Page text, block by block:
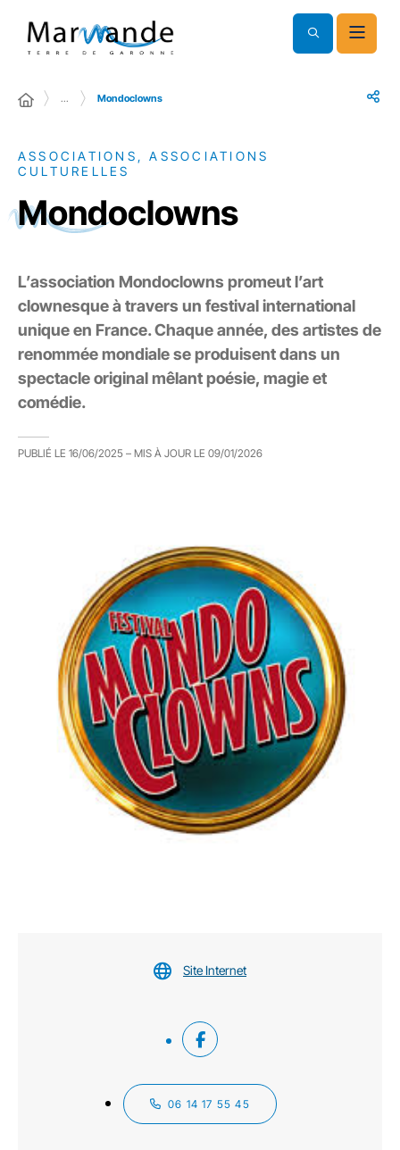
… Mondoclowns
ASSOCIATIONS, ASSOCIATIONS
CULTURELLES
Mondoclowns
L’association Mondoclowns promeut l’art
clownesque à travers un festival international
unique en France. Chaque année, des artistes de
renommée mondiale se produisent dans un
spectacle original mêlant poésie, magie et
comédie.
PUBLIÉ LE 16/06/2025 – MIS À JOUR LE 09/01/2026
Site Internet
06 14 17 55 45